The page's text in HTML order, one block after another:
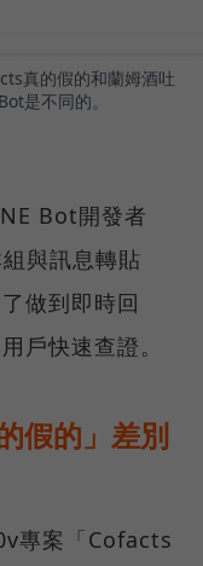
真的假的和蘭姆酒吐
是不同的。
Bot開發者
與訊息轉貼
做到即時回
戶快速查證。
假的」差別
專案「Cofacts